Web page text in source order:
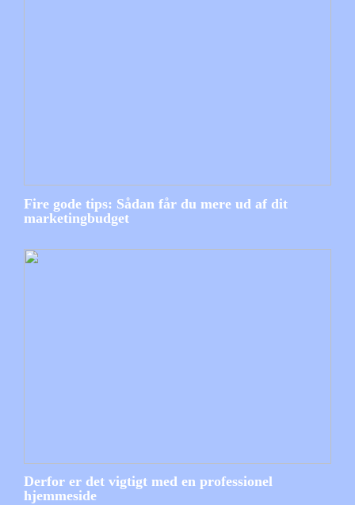
Fire gode tips: Sådan får du mere ud af dit
marketingbudget
Derfor er det vigtigt med en professionel
hjemmeside